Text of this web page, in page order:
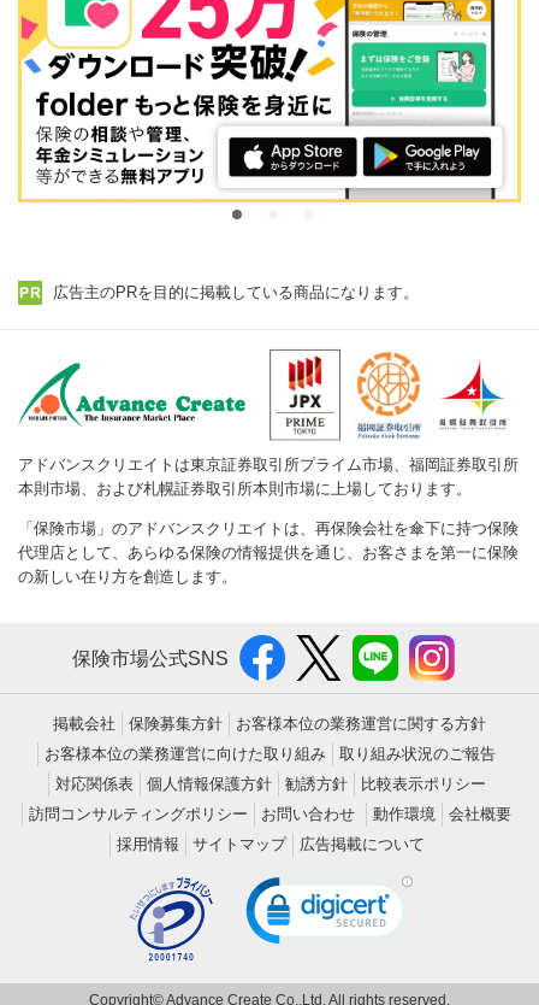
広告主のPRを目的に掲載している商品になります。
アドバンスクリエイトは東京証券取引所プライム市場、福岡証券取引所
本則市場、および札幌証券取引所本則市場に上場しております。
「保険市場」のアドバンスクリエイトは、再保険会社を傘下に持つ保険
代理店として、あらゆる保険の情報提供を通じ、お客さまを第一に保険
の新しい在り方を創造します。
保険市場公式SNS
掲載会社 保険募集方針
お客様本位の業務運営に関する方針
お客様本位の業務運営に向けた取り組み
取り組み状況のご報告
対応関係表
個人情報保護方針 勧誘方針
比較表示ポリシー
訪問コンサルティングポリシー
お問い合わせ 動作環境
会社概要
採用情報
サイトマップ 広告掲載について
Copyright© Advance Create Co.,Ltd. All rights reserved.